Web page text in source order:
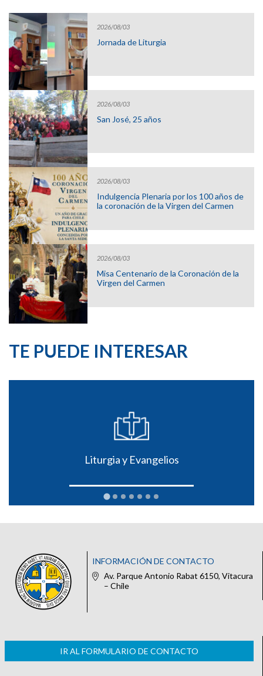
2026/08/03
Jornada de Liturgia
2026/08/03
San José, 25 años
2026/08/03
Indulgencia Plenaria por los 100 años de
la coronación de la Virgen del Carmen
2026/08/03
Misa Centenario de la Coronación de la
Virgen del Carmen
TE PUEDE INTERESAR
Liturgia y Evangelios
INFORMACIÓN DE CONTACTO
Av. Parque Antonio Rabat 6150, Vitacura
– Chile
IR AL FORMULARIO DE CONTACTO